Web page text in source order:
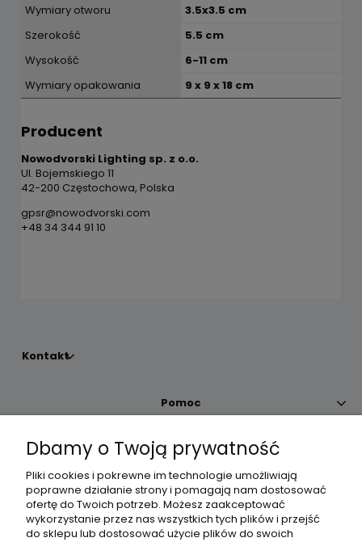
Wymiary otworu
3.5x3.5 cm
Szerokość
5.5 cm
Wysokość
6-11 cm
Wymiary opakowania
9 x 9 x 18 cm
Producent
Nowodvorski Lighting sp. z o.o.
Ul. Bojemskiego 11
42-200 Częstochowa, Polska
gpsr@nowodvorski.com
+48 34 344 91 10
Kontakt
Pomoc
Moje konto
Płatności i dostawa
Dbamy o Twoją prywatność
Pliki cookies i pokrewne im technologie umożliwiają
poprawne działanie strony i pomagają nam dostosować
ofertę do Twoich potrzeb. Możesz zaakceptować
wykorzystanie przez nas wszystkich tych plików i przejść
do sklepu lub dostosować użycie plików do swoich